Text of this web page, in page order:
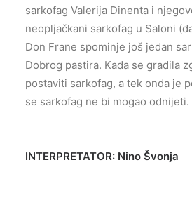
sarkofag Valerija Dinenta i
neopljačkani sarkofag u Saloni
Don Frane spominje još jedan
Dobrog pastira. Kada se gradila
postaviti sarkofag, a tek onda je
se sarkofag ne bi mogao odnijeti.
INTERPRETATOR: Nino Švonja